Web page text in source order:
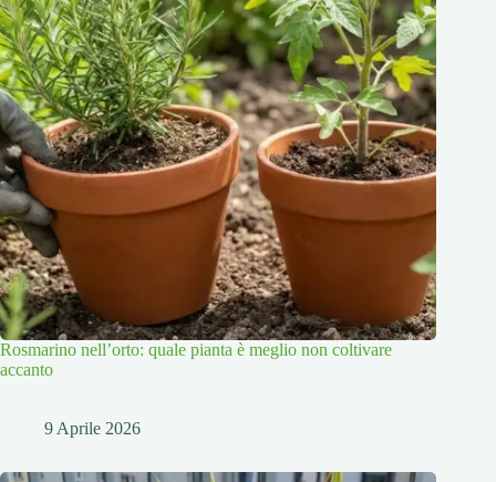
Rosmarino nell’orto: quale pianta è meglio non coltivare
accanto
9 Aprile 2026